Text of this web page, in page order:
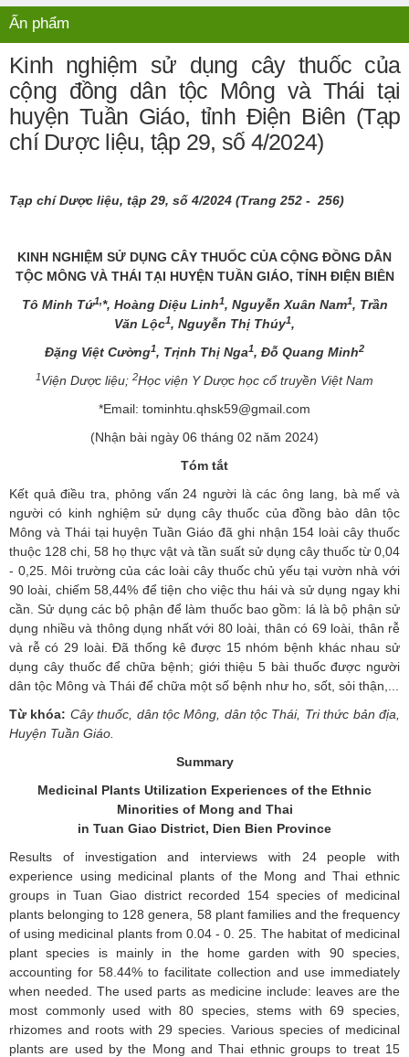
Ấn phẩm
Kinh nghiệm sử dụng cây thuốc của
cộng đồng dân tộc Mông và Thái tại
huyện Tuần Giáo, tỉnh Điện Biên (Tạp
chí Dược liệu, tập 29, số 4/2024)
Tạp chí Dược liệu, tập 29, số 4/2024 (Trang 252 - 256)
KINH NGHIỆM SỬ DỤNG CÂY THUỐC CỦA CỘNG ĐỒNG DÂN
TỘC MÔNG VÀ THÁI TẠI HUYỆN TUẦN GIÁO, TỈNH ĐIỆN BIÊN
Tô Minh Tứ1,*, Hoàng Diệu Linh1, Nguyễn Xuân Nam1, Trần
Văn Lộc1, Nguyễn Thị Thúy1,
Đặng Việt Cường1, Trịnh Thị Nga1, Đỗ Quang Minh2
1Viện Dược liệu; 2Học viện Y Dược học cổ truyền Việt Nam
*Email: tominhtu.qhsk59@gmail.com
(Nhận bài ngày 06 tháng 02 năm 2024)
Tóm tắt
Kết quả điều tra, phỏng vấn 24 người là các ông lang, bà mế và
người có kinh nghiệm sử dụng cây thuốc của đồng bào dân tộc
Mông và Thái tại huyện Tuần Giáo đã ghi nhận 154 loài cây thuốc
thuộc 128 chi, 58 họ thực vật và tần suất sử dụng cây thuốc từ 0,04
- 0,25. Môi trường của các loài cây thuốc chủ yếu tại vườn nhà với
90 loài, chiếm 58,44% để tiện cho việc thu hái và sử dụng ngay khi
cần. Sử dụng các bộ phận để làm thuốc bao gồm: lá là bộ phận sử
dụng nhiều và thông dụng nhất với 80 loài, thân có 69 loài, thân rễ
và rễ có 29 loài. Đã thống kê được 15 nhóm bệnh khác nhau sử
dụng cây thuốc để chữa bệnh; giới thiệu 5 bài thuốc được người
dân tộc Mông và Thái để chữa một số bệnh như ho, sốt, sỏi thận,...
Từ khóa: Cây thuốc, dân tộc Mông, dân tộc Thái, Tri thức bản địa,
Huyện Tuần Giáo.
Summary
Medicinal Plants Utilization Experiences of the Ethnic
Minorities of Mong and Thai
in Tuan Giao District, Dien Bien Province
Results of investigation and interviews with 24 people with
experience using medicinal plants of the Mong and Thai ethnic
groups in Tuan Giao district recorded 154 species of medicinal
plants belonging to 128 genera, 58 plant families and the frequency
of using medicinal plants from 0.04 - 0. 25. The habitat of medicinal
plant species is mainly in the home garden with 90 species,
accounting for 58.44% to facilitate collection and use immediately
when needed. The used parts as medicine include: leaves are the
most commonly used with 80 species, stems with 69 species,
rhizomes and roots with 29 species. Various species of medicinal
plants are used by the Mong and Thai ethnic groups to treat 15